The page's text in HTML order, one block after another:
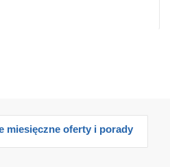
miesięczne oferty i porady